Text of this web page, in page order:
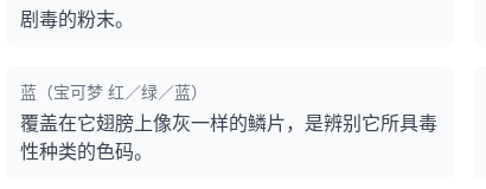
剧毒的粉末。
蓝（宝可梦 红／绿／蓝）
覆盖在它翅膀上像灰一样的鳞片，是辨别它所具毒
性种类的色码。